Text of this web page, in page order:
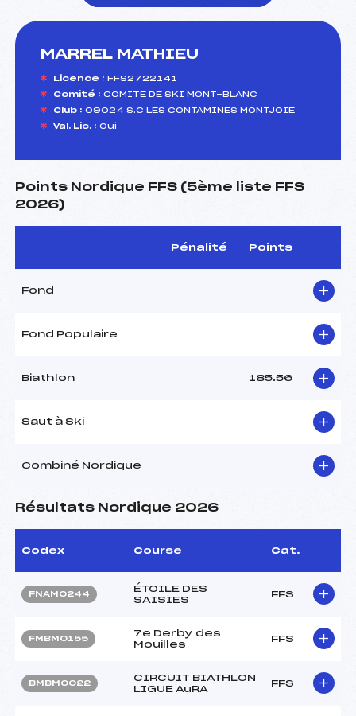
MARREL MATHIEU
Licence : FFS2722141
Comité : COMITE DE SKI MONT-BLANC
Club : 09024 S.C LES CONTAMINES MONTJOIE
Val. Lic. : Oui
Points Nordique FFS (5ème liste FFS
2026)
Pénalité Points
Fond
Fond Populaire
Biathlon 185.56
Saut à Ski
Combiné Nordique
Résultats Nordique 2026
Codex Course Cat.
FNAM0244
ÉTOILE DES
SAISIES
FFS
FMBM0155
7e Derby des
Mouilles
FFS
BMBM0022
CIRCUIT BIATHLON
LIGUE AuRA
FFS